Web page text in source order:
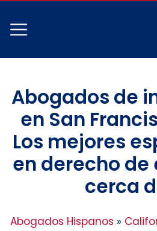
Abogados de
en San
Los mejores
en derecho
cerca
Abogados Hispanos »